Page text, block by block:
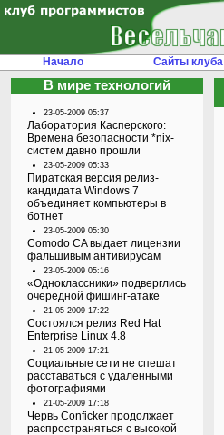
Начало Сайты клуба
В мире технологий
23-05-2009 05:37
Лаборатория Касперского:
Времена безопасности *nix-
систем давно прошли
23-05-2009 05:33
Пиратская версия релиз-
кандидата Windows 7
объединяет компьютеры в
ботнет
23-05-2009 05:30
Comodo CA выдает лицензии
фальшивым антивирусам
23-05-2009 05:16
«Одноклассники» подверглись
очередной фишинг-атаке
21-05-2009 17:22
Состоялся релиз Red Hat
Enterprise Linux 4.8
21-05-2009 17:21
Социальные сети не спешат
расставаться с удаленными
фотографиями
21-05-2009 17:18
Червь Conficker продолжает
распространяться с высокой